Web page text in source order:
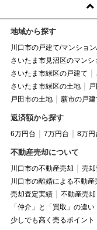
地域から探す
川口市の戸建て/マンショ
さいたま市見沼区のマンシ
さいたま市緑区の戸建て
さいたま市緑区の土地
戸田市の土地
蕨市の戸建
返済額から探す
6万円台 7万円台 8万円
不動産売却について
川口市の不動産売却 売却
川口市の離婚による不動産
売却査定実績
不動産売
「仲介」と「買取」の違い
少しでも高く売るポイント